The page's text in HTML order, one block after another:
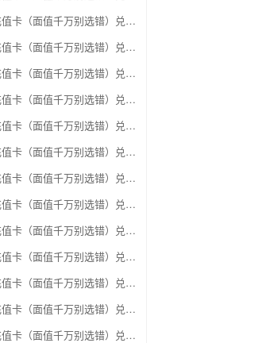
联通充值卡（面值千万别选错）兑换搜狐视频
联通充值卡（面值千万别选错）兑换芒果TV
联通充值卡（面值千万别选错）兑换QQ音乐
联通充值卡（面值千万别选错）兑换酷狗音乐
联通充值卡（面值千万别选错）兑换周黑鸭
联通充值卡（面值千万别选错）兑换一号店礼品卡
联通充值卡（面值千万别选错）兑换亚马逊（只要实体卡）
联通充值卡（面值千万别选错）兑换中粮我买网礼品卡
联通充值卡（面值千万别选错）兑换当当礼品卡
联通充值卡（面值千万别选错）兑换国美红券
联通充值卡（面值千万别选错）兑换盛付通卡
联通充值卡（面值千万别选错）兑换付费通
联通充值卡（面值千万别选错）兑换得仕通卡